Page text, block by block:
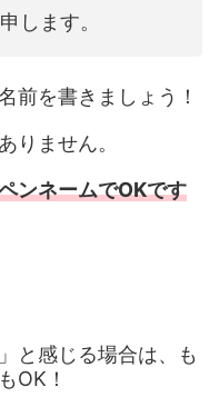
します。
前を書きましょう！
りません。
ンネームでOKです
と感じる場合は、も
OK！